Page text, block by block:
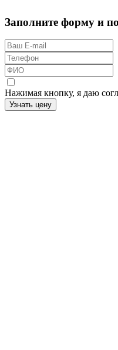
Заполните форму и
Нажимая кнопку, я даю
Узнать цену